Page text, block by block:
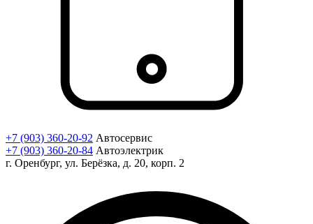
+7 (903) 360-20-92 Автосервис
+7 (903) 360-20-84 Автоэлектрик
г. Оренбург, ул. Берёзка, д. 20, корп. 2